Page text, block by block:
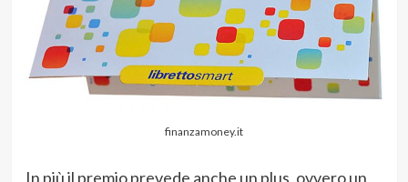
finanzamoney.it
In più il premio prevede anche un plus, ovvero un